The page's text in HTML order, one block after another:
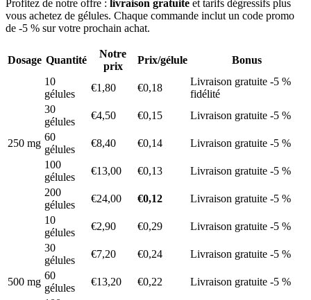
Profitez de notre offre : livraison gratuite et tarifs dégressifs plus
vous achetez de gélules. Chaque commande inclut un code promo
de -5 % sur votre prochain achat.
Dosage Quantité
Notre
prix
Prix/gélule Bonus
250 mg
10
gélules
€1,80 €0,18
Livraison gratuite -5 %
fidélité
30
gélules
€4,50 €0,15
Livraison gratuite -5 %
60
gélules
€8,40 €0,14
Livraison gratuite -5 %
100
gélules
€13,00 €0,13
Livraison gratuite -5 %
200
gélules
€24,00 €0,12 Livraison gratuite -5 %
500 mg
10
gélules
€2,90 €0,29
Livraison gratuite -5 %
30
gélules
€7,20 €0,24
Livraison gratuite -5 %
60
gélules
€13,20 €0,22
Livraison gratuite -5 %